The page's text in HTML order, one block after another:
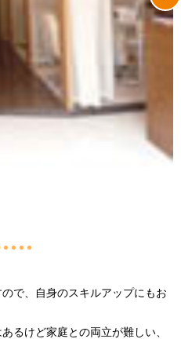
34567
で、自身のスキルアップにもお
るけど家庭との両立が難しい、